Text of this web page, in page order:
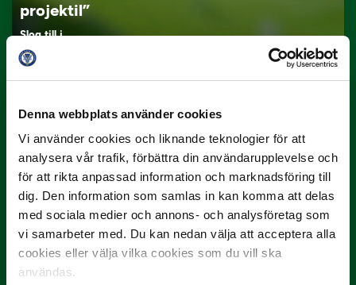
Denna webbplats använder cookies
Vi använder cookies och liknande teknologier för att
analysera vår trafik, förbättra din användarupplevelse och
för att rikta anpassad information och marknadsföring till
dig. Den information som samlas in kan komma att delas
med sociala medier och annons- och analysföretag som
vi samarbeter med. Du kan nedan välja att acceptera alla
cookies eller välja vilka cookies som du vill ska
användas.
projektil”
Slog till i…
3 JULI
Rösta på Månadens Spelare i juni
Yttrar gör…